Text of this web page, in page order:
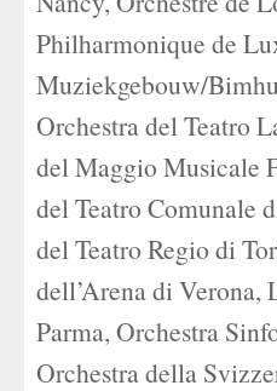
Philharmonique de
Muziekgebouw/
Orchestra del Teatro
del Maggio Musicale
del Teatro Comunale
del Teatro Regio di
dell’Arena di Verona,
Parma, Orchestra
Orchestra della